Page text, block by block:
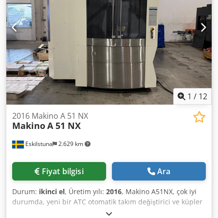
yaşına uygun durumdadır; kullanılmış makineler herhangi
bir garanti olmaksızın satılır.
1 / 12
Eskilstuna 2.629 km
2016 Makino A 51 NX
MakinoA 51 NX
Fiyat bilgisi Ara
Durum: ikinci el, Üretim yılı: 2016, Makino A51NX, çok iyi
durumda, yeni bir ATC otomatik takım değiştirici ve küpler
dahildir. Yaklaşık 11.000 saat işleme süresi Kapasite ve